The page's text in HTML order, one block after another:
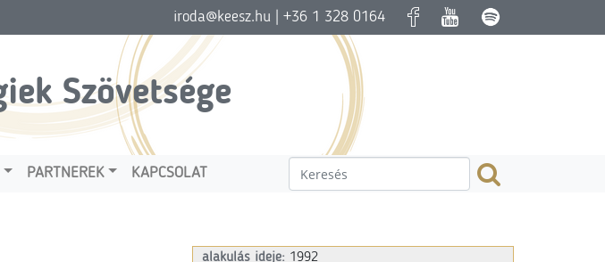
iroda@keesz.hu | +36 1 328 0164
Szövetsége
PARTNEREK KAPCSOLAT
alakulás ideje: 1992